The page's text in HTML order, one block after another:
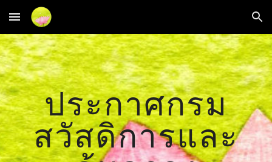
Skip to main content Skip to navigation
ประกาศกรม
สวัสดิการและ